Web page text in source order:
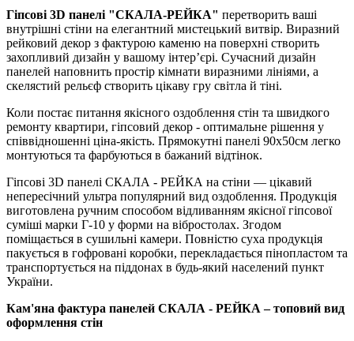
Гіпсові 3D панелі "СКАЛА-РЕЙКА" перетворить ваші
внутрішні стіни на елегантний мистецький витвір. Виразний
рейковий декор з фактурою каменю на поверхні створить
захопливий дизайн у вашому інтер’єрі. Сучасний дизайн
панелей наповнить простір кімнати виразними лініями, а
скелястий рельєф створить цікаву гру світла й тіні.
Коли постає питання якісного оздоблення стін та швидкого
ремонту квартири, гіпсовий декор - оптимальне рішення у
співвідношенні ціна-якість. Прямокутні панелі 90х50см легко
монтуються та фарбуються в бажаний відтінок.
Гіпсові 3D панелі СКАЛА - РЕЙКА на стіни — цікавий
непересічний ультра популярний вид оздоблення. Продукція
виготовлена ручним способом відливанням якісної гіпсової
суміші марки Г-10 у форми на вібростолах. Згодом
поміщається в сушильні камери. Повністю суха продукція
пакується в гофровані коробки, перекладається пінопластом та
транспортується на піддонах в будь-який населений пункт
України.
Кам'яна фактура панелей СКАЛА - РЕЙКА – топовий вид
оформлення стін